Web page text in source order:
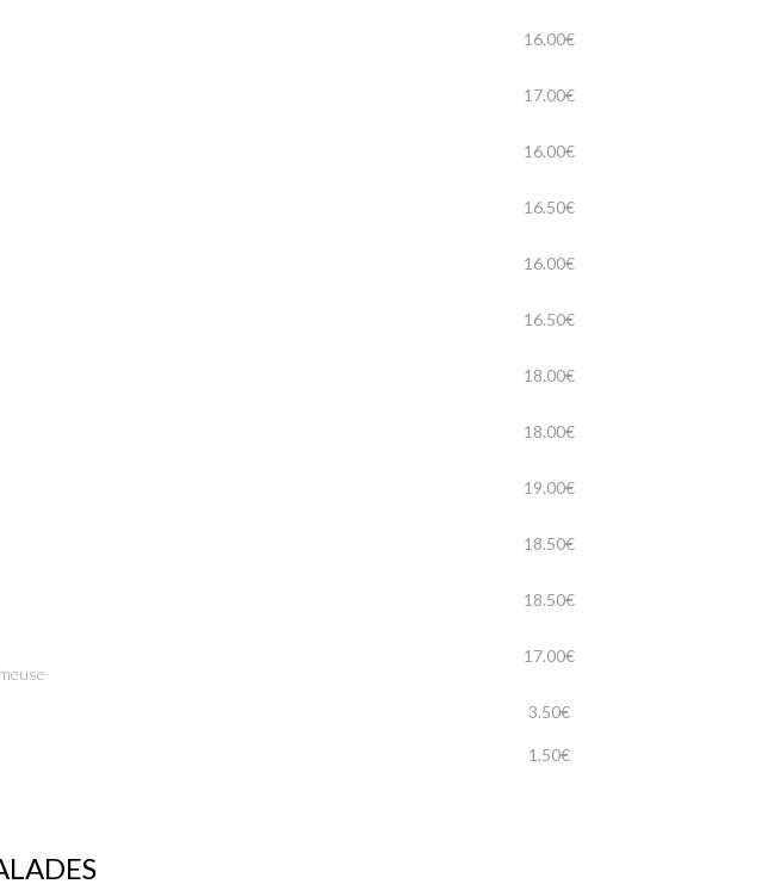
16.00€
17.00€
16.00€
16.50€
16.00€
16.50€
18.00€
18.00€
19.00€
18.50€
18.50€
17.00€
3.50€
1.50€